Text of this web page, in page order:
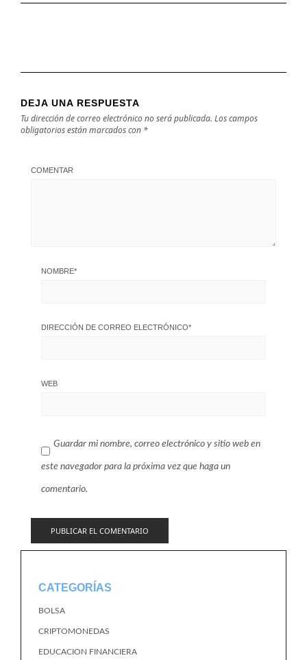
DEJA UNA RESPUESTA
Tu dirección de correo electrónico no será publicada. Los campos
obligatorios están marcados con *
COMENTAR
NOMBRE*
DIRECCIÓN DE CORREO ELECTRÓNICO*
WEB
Guardar mi nombre, correo electrónico y sitio web en
este navegador para la próxima vez que haga un
comentario.
CATEGORÍAS
BOLSA
CRIPTOMONEDAS
EDUCACION FINANCIERA